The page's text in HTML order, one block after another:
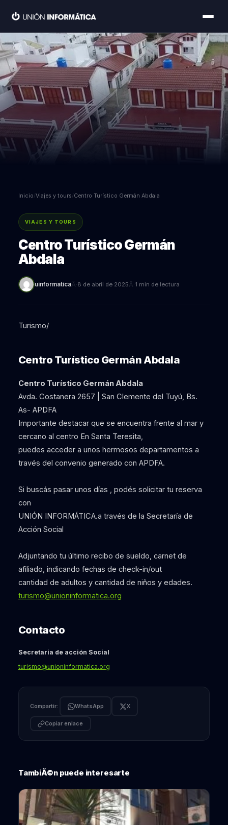
Inicio/Viajes y tours/Centro Turístico Germán Abdala
VIAJES Y TOURS
Centro Turístico Germán
Abdala
uinformaticaÂ·8 de abril de 2025Â·1 min de lectura
Turismo/
Centro Turístico Germán Abdala
Centro Turístico Germán Abdala
Avda. Costanera 2657 | San Clemente del Tuyú, Bs.
As- APDFA
Importante destacar que se encuentra frente al mar y
cercano al centro En Santa Teresita,
puedes acceder a unos hermosos departamentos a
través del convenio generado con APDFA.
Si buscás pasar unos días , podés solicitar tu reserva
con
UNIÓN INFORMÁTICA.a través de la Secretaría de
Acción Social
Adjuntando tu último recibo de sueldo, carnet de
afiliado, indicando fechas de check-in/out
cantidad de adultos y cantidad de niños y edades.
turismo@unioninformatica.org
Contacto
Secretaria de acción Social
turismo@unioninformatica.org
Compartir: WhatsApp X
Copiar enlace
TambiÃ©n puede interesarte